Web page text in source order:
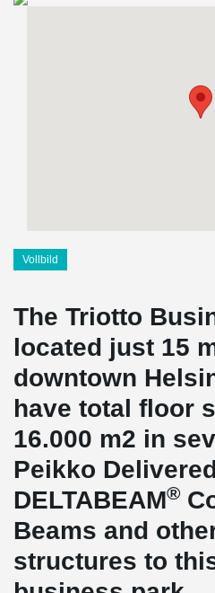
Vollbild
The Triotto
located just 15
downtown
have total floor
16.000 m2 in
Peikko
DELTABEAM®
Beams and
structures to